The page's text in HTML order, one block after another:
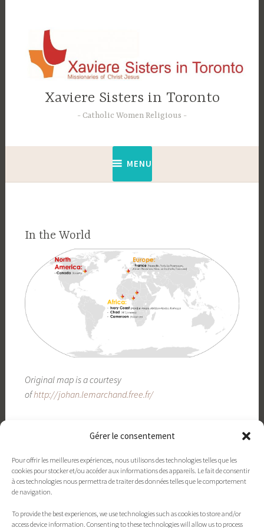
Gérer le consentement
Pour offrir les meilleures expériences, nous utilisons des technologies telles que les
cookies pour stocker et/ou accéder aux informations des appareils. Le fait de consentir
à ces technologies nous permettra de traiter des données telles que le comportement
de navigation.
To provide the best experiences, we use technologies such as cookies to store and/or
access device information. Consenting to these technologies will allow us to process
principal
Xaviere Sisters in Toronto
Catholic Women Religious
MENU
In the World
Original map is a courtesy
ofhttp://johan.lemarchand.free.fr/
Contact xavieres.org Politique de cookies